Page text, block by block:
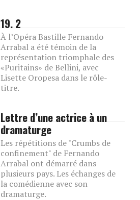
19. 2
À l’Opéra Bastille Fernando
Arrabal a été témoin de la
représentation triomphale des
«Puritains» de Bellini, avec
Lisette Oropesa dans le rôle-
titre.
Lettre d’une actrice à un
dramaturge
Les répétitions de "Crumbs de
confinement" de Fernando
Arrabal ont démarré dans
plusieurs pays. Les échanges de
la comédienne avec son
dramaturge.